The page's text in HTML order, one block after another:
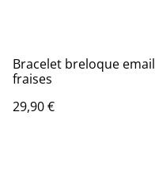
Bracelet breloque email
fraises
29,90 €